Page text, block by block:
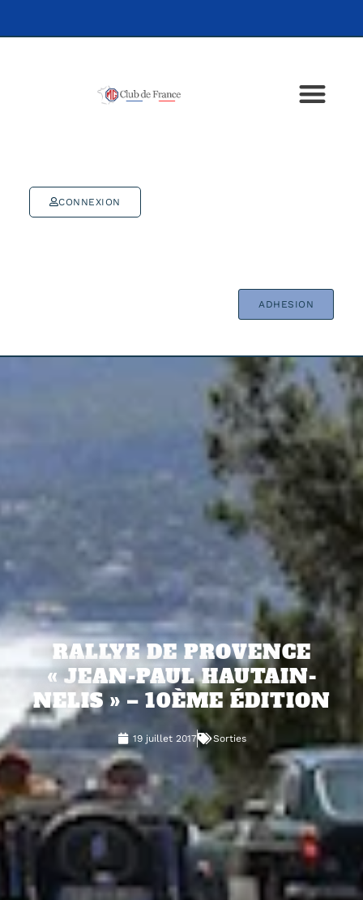
CONNEXION
ADHESION
RALLYE DE PROVENCE
« JEAN-PAUL HAUTAIN-
NELIS » – 10ÈME ÉDITION
19 juillet 2017 Sorties